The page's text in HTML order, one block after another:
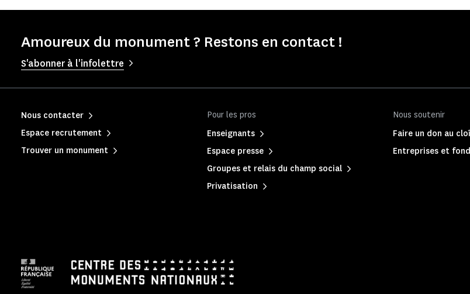
Amoureux du monument ? Restons en contact !
S'abonner à l'infolettre
Pour les pros
Enseignants
Espace presse
Groupes et relais du champ social
Privatisation
Nous soutenir
Faire un don au
Entreprises et
Nous contacter
Espace recrutement
Trouver un monument